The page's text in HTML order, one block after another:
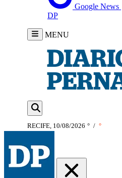
Google News
DP
MENU
RECIFE, 10/08/2026 ° / °